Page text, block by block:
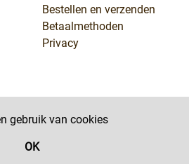
gebruik van cookies
OK
Bestellen en verzenden
Betaalmethoden
Privacy